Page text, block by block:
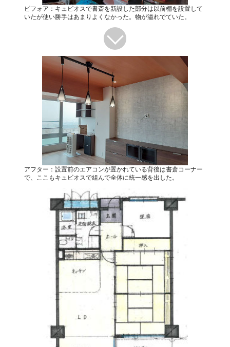
ビフォア：キュビオスで書斎を新設した部分は以前棚を設置して
いたが使い勝手はあまりよくなかった。物が溢れでていた。
アフター：設置前のエアコンが置かれている背後は書斎コーナー
で、ここもキュビオスで組んで全体に統一感を出した。